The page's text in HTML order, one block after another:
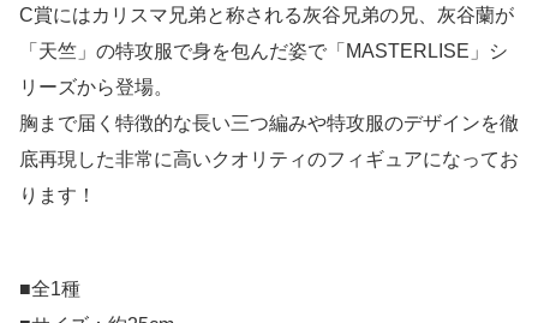
C賞にはカリスマ兄弟と称される灰谷兄弟の兄、灰谷蘭が
「天竺」の特攻服で身を包んだ姿で「MASTERLISE」シ
リーズから登場。
胸まで届く特徴的な長い三つ編みや特攻服のデザインを徹
底再現した非常に高いクオリティのフィギュアになってお
ります！
■全1種